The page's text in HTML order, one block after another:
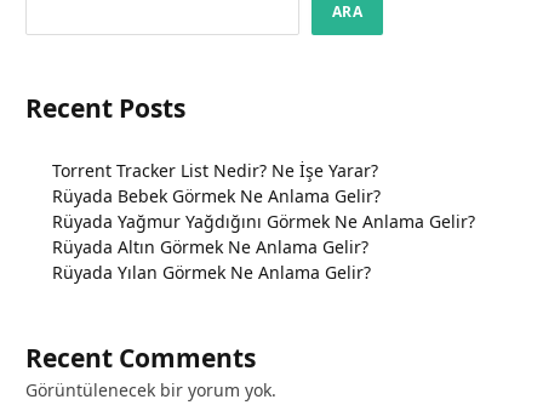
ARA
Recent Posts
Torrent Tracker List Nedir? Ne İşe Yarar?
Rüyada Bebek Görmek Ne Anlama Gelir?
Rüyada Yağmur Yağdığını Görmek Ne Anlama Gelir?
Rüyada Altın Görmek Ne Anlama Gelir?
Rüyada Yılan Görmek Ne Anlama Gelir?
Recent Comments
Görüntülenecek bir yorum yok.